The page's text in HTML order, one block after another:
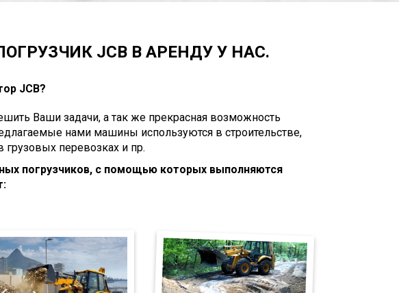
JCB В АРЕНДУ У НАС.
JCB?
Ваши задачи, а так же прекрасная возможность
нами машины используются в строительстве,
перевозках и пр.
погрузчиков, с помощью которых выполняются